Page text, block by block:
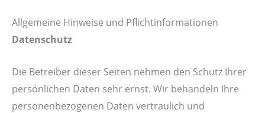
Allgemeine Hinweise und Pflichtinformationen
Datenschutz
Die Betreiber dieser Seiten nehmen den Schutz Ihrer
persönlichen Daten sehr ernst. Wir behandeln Ihre
personenbezogenen Daten vertraulich und